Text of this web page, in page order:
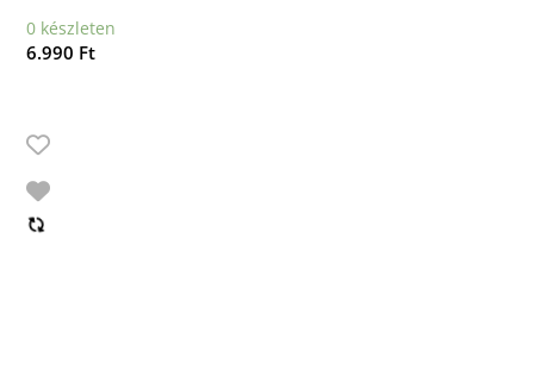
0 készleten
6.990 Ft